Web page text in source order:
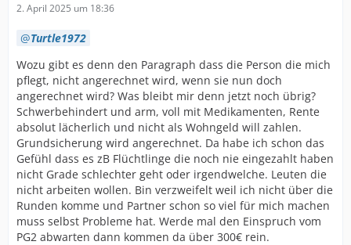
2. April 2025 um 18:36
Turtle1972
Wozu gibt es denn den Paragraph dass die Person die mich
pflegt, nicht angerechnet wird, wenn sie nun doch
angerechnet wird? Was bleibt mir denn jetzt noch übrig?
Schwerbehindert und arm, voll mit Medikamenten, Rente
absolut lächerlich und nicht als Wohngeld will zahlen.
Grundsicherung wird angerechnet. Da habe ich schon das
Gefühl dass es zB Flüchtlinge die noch nie eingezahlt haben
nicht Grade schlechter geht oder irgendwelche. Leuten die
nicht arbeiten wollen. Bin verzweifelt weil ich nicht über die
Runden komme und Partner schon so viel für mich machen
muss selbst Probleme hat. Werde mal den Einspruch vom
PG2 abwarten dann kommen da über 300€ rein.